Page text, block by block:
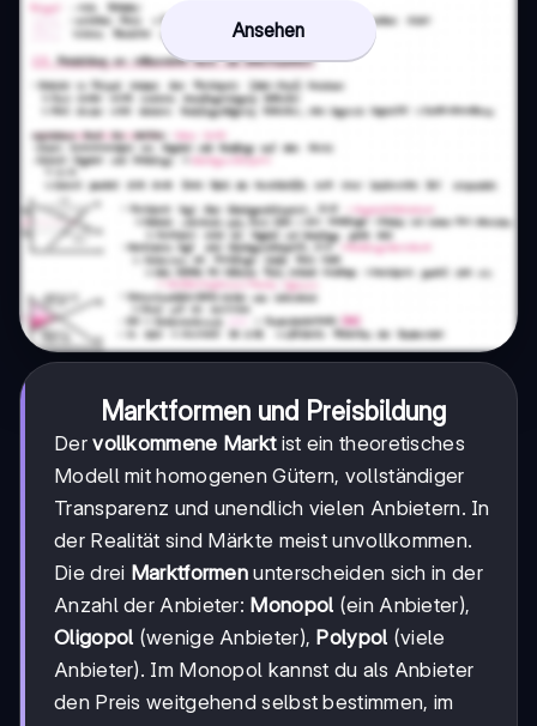
Ansehen
Marktformen und Preisbildung
Dervollkommene Marktist ein theoretisches
Modell mit homogenen Gütern, vollständiger
Transparenz und unendlich vielen Anbietern. In
der Realität sind Märkte meist unvollkommen.
Die drei Marktformen unterscheiden sich in der
Anzahl der Anbieter: Monopol (ein Anbieter),
Oligopol (wenige Anbieter), Polypol (viele
Anbieter). Im Monopol kannst du als Anbieter
den Preis weitgehend selbst bestimmen, im